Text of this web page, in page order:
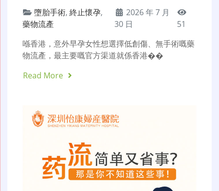
墮胎手術, 終止懷孕,
藥物流產
2026 年 7 月
30 日
51
喺香港，意外早孕女性想選擇低創傷、無手術嘅藥
物流產，最主要嘅官方渠道就係香港��
Read More